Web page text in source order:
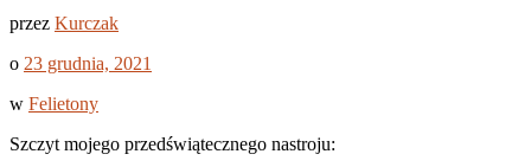
przez Kurczak
o 23 grudnia, 2021
w Felietony
Szczyt mojego przedświątecznego nastroju: